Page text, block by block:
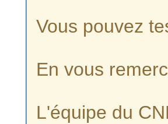
Vous pouvez
En vous
L'équipe du